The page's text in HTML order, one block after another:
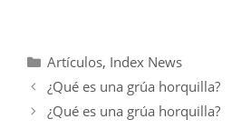
Categorías
Artículos, Index News
¿Qué es una grúa horquilla?
¿Qué es una grúa horquilla?